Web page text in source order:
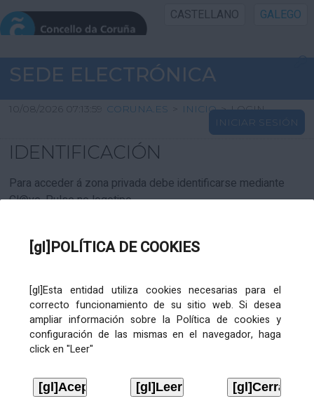
[gl]POLÍTICA DE COOKIES
[gl]Esta entidad utiliza cookies necesarias para el
correcto funcionamiento de su sitio web. Si desea
ampliar información sobre la Política de cookies y
configuración de las mismas en el navegador, haga
click en "Leer"
CASTELLANO GALEGO
INICIO SEDE
INICIO
INFORMACIÓN PÚBLICA
CARTAFOL CIDADÁN
SEDE ELECTRÓNICA
10/08/2026 07:13:59 CORUNA.ES > INICIO > LOGIN
INICIAR SESIÓN
IDENTIFICACIÓN
Para acceder á zona privada debe identificarse mediante
Cl@ve. Pulse no logotipo